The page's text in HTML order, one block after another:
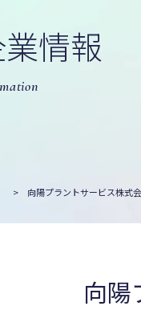
情報
> 向陽プラントサービス株式
向陽